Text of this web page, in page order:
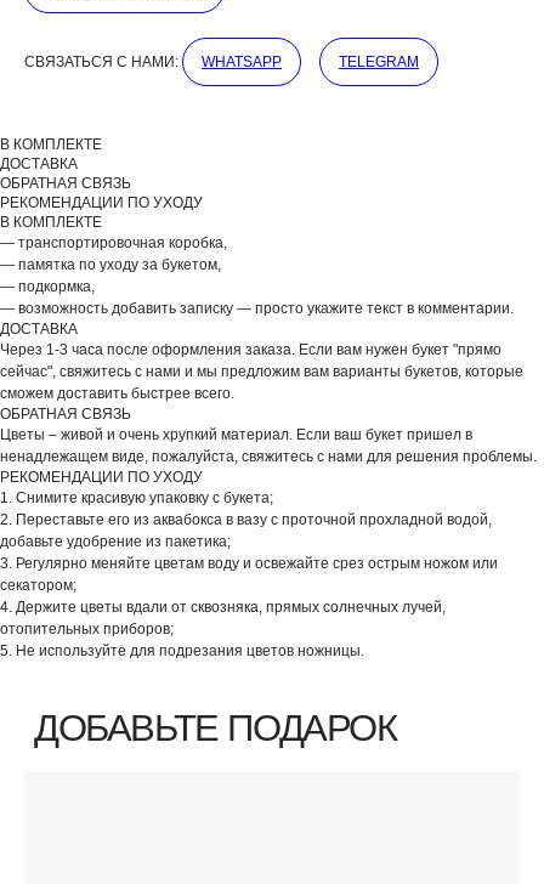
СВЯЗАТЬСЯ С НАМИ: WHATSAPP TELEGRAM
В КОМПЛЕКТЕ
ДОСТАВКА
ОБРАТНАЯ СВЯЗЬ
РЕКОМЕНДАЦИИ ПО УХОДУ
В КОМПЛЕКТЕ
— транспортировочная коробка,
— памятка по уходу за букетом,
— подкормка,
— возможность добавить записку — просто укажите текст в комментарии.
ДОСТАВКА
Через 1-3 часа после оформления заказа. Если вам нужен букет "прямо
сейчас", свяжитесь с нами и мы предложим вам варианты букетов, которые
сможем доставить быстрее всего.
ОБРАТНАЯ СВЯЗЬ
Цветы – живой и очень хрупкий материал. Если ваш букет пришел в
ненадлежащем виде, пожалуйста, свяжитесь с нами для решения проблемы.
РЕКОМЕНДАЦИИ ПО УХОДУ
1. Снимите красивую упаковку с букета;
2. Переставьте его из аквабокса в вазу с проточной прохладной водой,
добавьте удобрение из пакетика;
3. Регулярно меняйте цветам воду и освежайте срез острым ножом или
секатором;
4. Держите цветы вдали от сквозняка, прямых солнечных лучей,
отопительных приборов;
5. Не используйте для подрезания цветов ножницы.
ДОБАВЬТЕ ПОДАРОК